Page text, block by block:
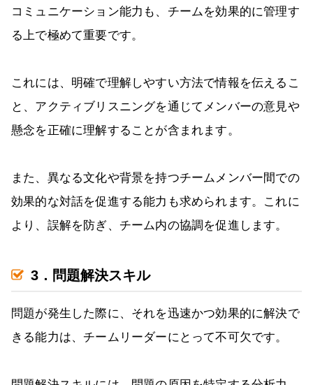
コミュニケーション能力も、チームを効果的に管理す
る上で極めて重要です。
これには、明確で理解しやすい方法で情報を伝えるこ
と、アクティブリスニングを通じてメンバーの意見や
懸念を正確に理解することが含まれます。
また、異なる文化や背景を持つチームメンバー間での
効果的な対話を促進する能力も求められます。これに
より、誤解を防ぎ、チーム内の協調を促進します。
3．問題解決スキル
問題が発生した際に、それを迅速かつ効果的に解決で
きる能力は、チームリーダーにとって不可欠です。